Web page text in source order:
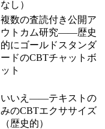
なし）
複数の査読付き公開ア
ウトカム研究——歴史
的にゴールドスタンダ
ードのCBTチャットボ
ット
いいえ——テキストの
みのCBTエクササイズ
（歴史的）